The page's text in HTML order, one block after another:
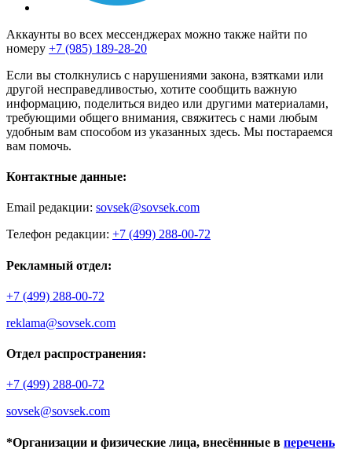
Аккаунты во всех мессенджерах можно также найти по
номеру +7 (985) 189-28-20
Если вы столкнулись с нарушениями закона, взятками или
другой несправедливостью, хотите сообщить важную
информацию, поделиться видео или другими материалами,
требующими общего внимания, свяжитесь с нами любым
удобным вам способом из указанных здесь. Мы постараемся
вам помочь.
Контактные данные:
Email редакции: sovsek@sovsek.com
Телефон редакции: +7 (499) 288-00-72
Рекламный отдел:
+7 (499) 288-00-72
reklama@sovsek.com
Отдел распространения:
+7 (499) 288-00-72
sovsek@sovsek.com
*Организации и физические лица, внесённные в перечень